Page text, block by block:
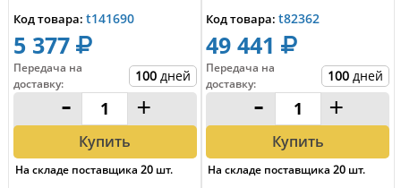
Код товара: t141690
5 377
Передача на
доставку: 100 дней
- +
Купить
На складе поставщика 20 шт.
Код товара: t82362
49 441
Передача на
доставку: 100 дней
- +
Купить
На складе поставщика20 шт.